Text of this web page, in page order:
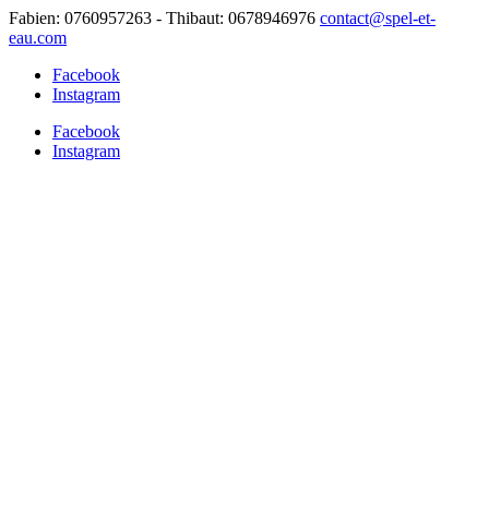
Fabien: 0760957263 - Thibaut: 0678946976 contact@spel-et-
eau.com
Facebook
Instagram
Facebook
Instagram